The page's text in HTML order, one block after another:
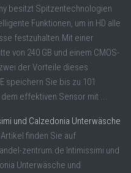
besitzt Spitzentechnologien
Funktionen, um in HD alle
festzuhalten.Mit einer
von 240 GB und einem CMOS-
der Vorteile dieses
speichern Sie bis zu 101
dem effektiven Sensor mit ...
und Calzedonia Unterwäsche
finden Sie auf
zentrum.de Intimissimi und
Unterwäsche und